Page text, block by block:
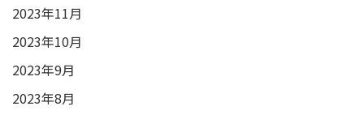
2023年11月
2023年10月
2023年9月
2023年8月